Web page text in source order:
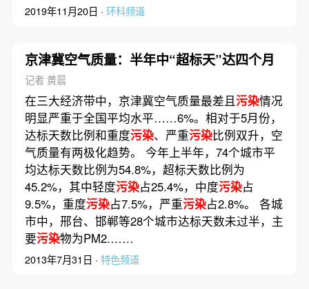
2019年11月20日 · 环科频道
京津冀空气质量：半年中“超标天”达四个月
记者 黄晨
在三大经济带中，京津冀空气质量最差且污染情况
明显严重于全国平均水平……6%。相对于5月份，
达标天数比例和重度污染、严重污染比例双升，空
气质量有两极化趋势。 今年上半年，74个城市平
均达标天数比例为54.8%，超标天数比例为
45.2%，其中轻度污染占25.4%，中度污染占
9.5%，重度污染占7.5%，严重污染占2.8%。 各城
市中，邢台、邯郸等28个城市达标天数未过半，主
要污染物为PM2.……
2013年7月31日 · 特色频道